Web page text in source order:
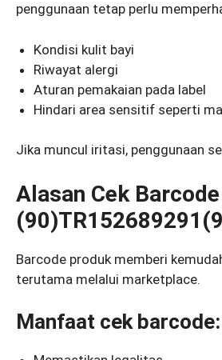
penggunaan tetap perlu
Kondisi kulit bayi
Riwayat alergi
Aturan pemakaian pada label
Hindari area sensitif seperti
Jika muncul iritasi, penggunaan
Alasan Cek Barcode
Barcode produk memberi
terutama melalui marketplace.
Manfaat cek barcode: